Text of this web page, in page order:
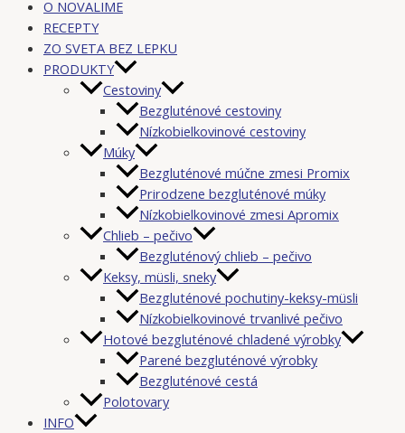
O NOVALIME
RECEPTY
ZO SVETA BEZ LEPKU
PRODUKTY
Cestoviny
Bezgluténové cestoviny
Nízkobielkovinové cestoviny
Múky
Bezgluténové múčne zmesi Promix
Prirodzene bezgluténové múky
Nízkobielkovinové zmesi Apromix
Chlieb – pečivo
Bezgluténový chlieb – pečivo
Keksy, müsli, sneky
Bezgluténové pochutiny-keksy-müsli
Nízkobielkovinové trvanlivé pečivo
Hotové bezgluténové chladené výrobky
Parené bezgluténové výrobky
Bezgluténové cestá
Polotovary
INFO